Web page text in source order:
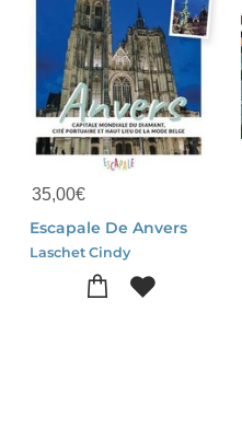
35,00€
Escapale De Anvers
Laschet Cindy